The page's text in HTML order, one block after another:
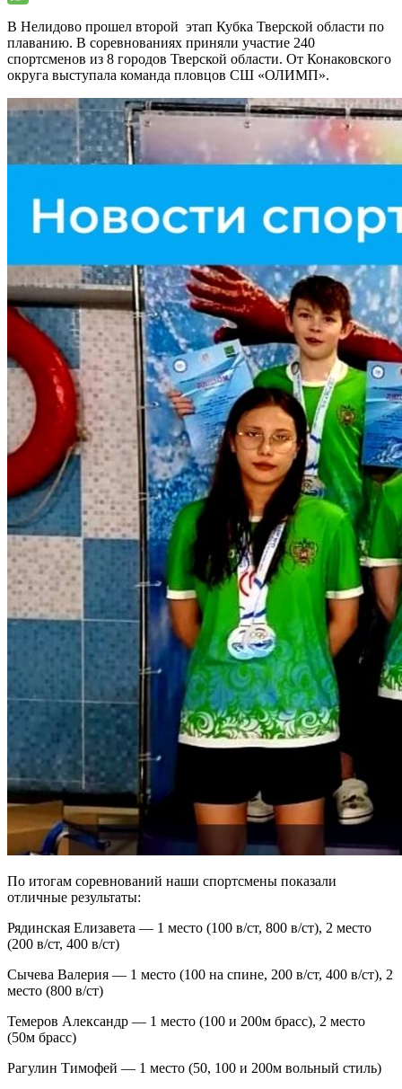
В Нелидово прошел второй этап Кубка Тверской области по
плаванию. В соревнованиях приняли участие 240
спортсменов из 8 городов Тверской области. От Конаковского
округа выступала команда пловцов СШ «ОЛИМП».
По итогам соревнований наши спортсмены показали
отличные результаты:
Рядинская Елизавета — 1 место (100 в/ст, 800 в/ст), 2 место
(200 в/ст, 400 в/ст)
Сычева Валерия — 1 место (100 на спине, 200 в/ст, 400 в/ст), 2
место (800 в/ст)
Темеров Александр — 1 место (100 и 200м брасс), 2 место
(50м брасс)
Рагулин Тимофей — 1 место (50, 100 и 200м вольный стиль)